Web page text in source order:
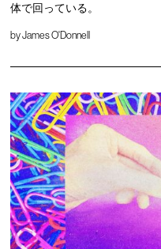
体で回っている。
byJames O'Donnell